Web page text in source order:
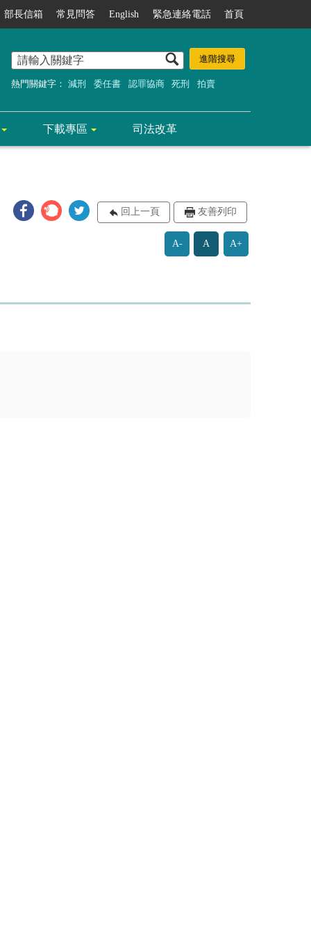
部長信箱 常見問答 English 緊急連絡電話 首頁
熱門關鍵字： 減刑 委任書 認罪協商 死刑 拍賣
下載專區 司法改革
回上一頁 友善列印
A- A A+